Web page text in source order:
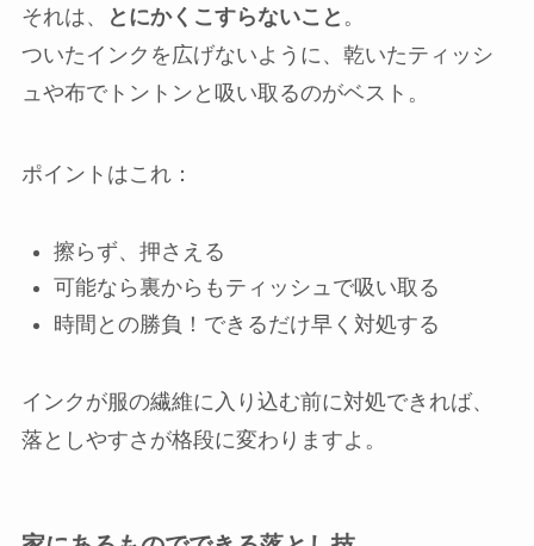
それは、 とにかくこすらないこと 。
ついたインクを広げないように、乾いたティッシ
ュや布でトントンと吸い取るのがベスト。
ポイントはこれ：
擦らず、押さえる
可能なら裏からもティッシュで吸い取る
時間との勝負！できるだけ早く対処する
インクが服の繊維に入り込む前に対処できれば、
落としやすさが格段に変わりますよ。